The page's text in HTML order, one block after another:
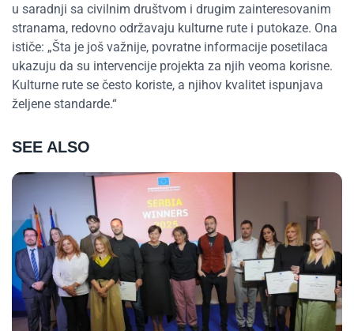
u saradnji sa civilnim društvom i drugim zainteresovanim
stranama, redovno održavaju kulturne rute i putokaze. Ona
ističe: „Šta je još važnije, povratne informacije posetilaca
ukazuju da su intervencije projekta za njih veoma korisne.
Kulturne rute se često koriste, a njihov kvalitet ispunjava
željene standarde.“
SEE ALSO